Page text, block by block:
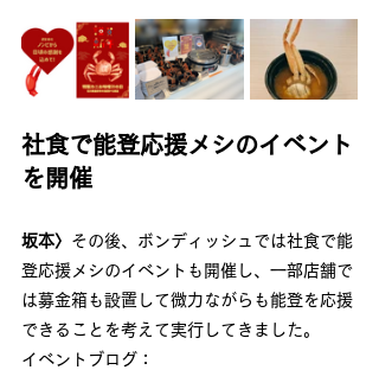
社食で能登応援メシのイベント
を開催
坂本〉 その後、ボンディッシュでは社食で能
登応援メシのイベントも開催し、一部店舗で
は募金箱も設置して微力ながらも能登を応援
できることを考えて実行してきました。
イベントブログ：